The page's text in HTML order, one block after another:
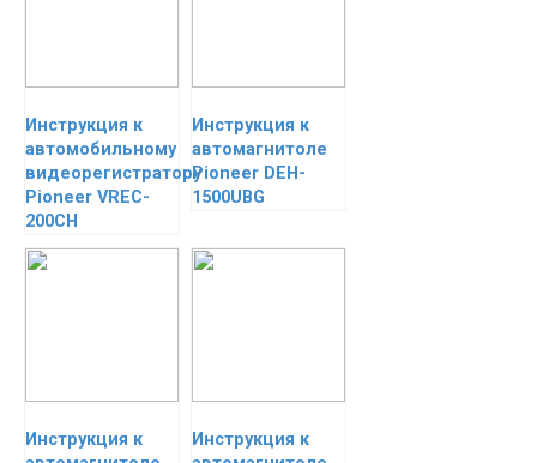
Инструкция к
автомобильному
видеорегистратору
Pioneer VREC-
200CH
Инструкция к
автомагнитоле
Pioneer DEH-
1500UBG
Инструкция к
Инструкция к